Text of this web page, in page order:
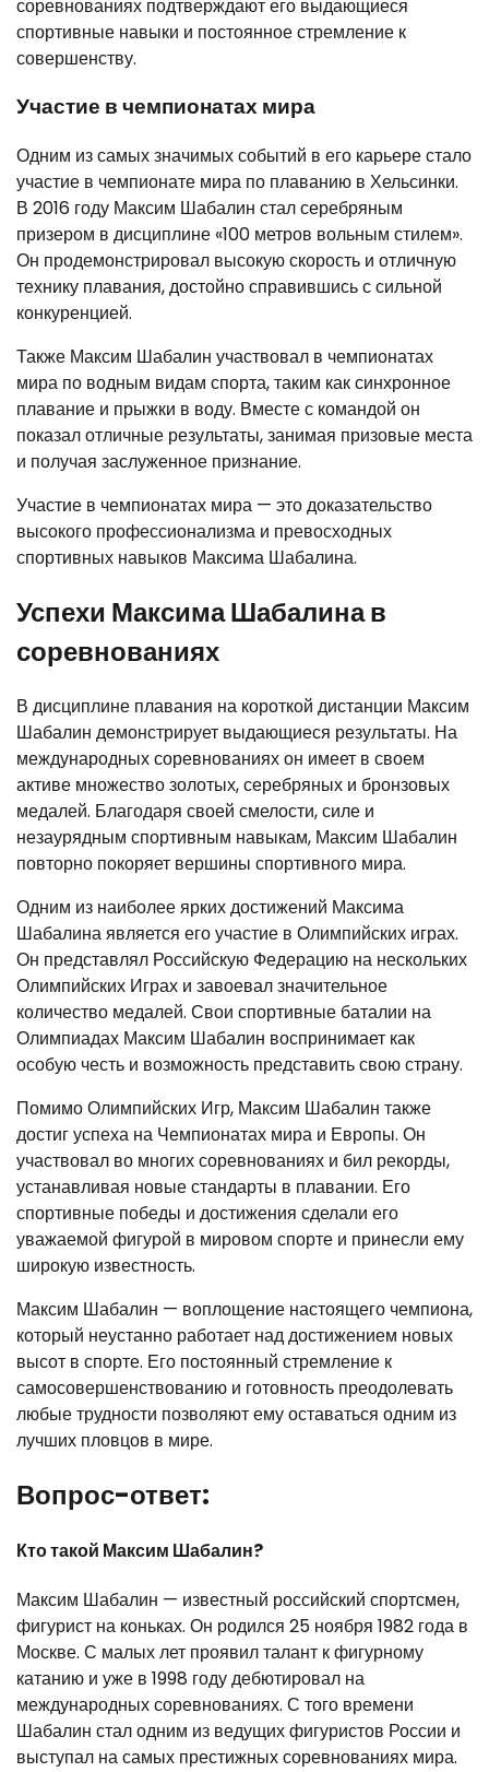
соревнованиях подтверждают его выдающиеся
спортивные навыки и постоянное стремление к
совершенству.
Участие в чемпионатах мира
Одним из самых значимых событий в его карьере стало
участие в чемпионате мира по плаванию в Хельсинки.
В 2016 году Максим Шабалин стал серебряным
призером в дисциплине «100 метров вольным стилем».
Он продемонстрировал высокую скорость и отличную
технику плавания, достойно справившись с сильной
конкуренцией.
Также Максим Шабалин участвовал в чемпионатах
мира по водным видам спорта, таким как синхронное
плавание и прыжки в воду. Вместе с командой он
показал отличные результаты, занимая призовые места
и получая заслуженное признание.
Участие в чемпионатах мира — это доказательство
высокого профессионализма и превосходных
спортивных навыков Максима Шабалина.
Успехи Максима Шабалина в
соревнованиях
В дисциплине плавания на короткой дистанции Максим
Шабалин демонстрирует выдающиеся результаты. На
международных соревнованиях он имеет в своем
активе множество золотых, серебряных и бронзовых
медалей. Благодаря своей смелости, силе и
незаурядным спортивным навыкам, Максим Шабалин
повторно покоряет вершины спортивного мира.
Одним из наиболее ярких достижений Максима
Шабалина является его участие в Олимпийских играх.
Он представлял Российскую Федерацию на нескольких
Олимпийских Играх и завоевал значительное
количество медалей. Свои спортивные баталии на
Олимпиадах Максим Шабалин воспринимает как
особую честь и возможность представить свою страну.
Помимо Олимпийских Игр, Максим Шабалин также
достиг успеха на Чемпионатах мира и Европы. Он
участвовал во многих соревнованиях и бил рекорды,
устанавливая новые стандарты в плавании. Его
спортивные победы и достижения сделали его
уважаемой фигурой в мировом спорте и принесли ему
широкую известность.
Максим Шабалин — воплощение настоящего чемпиона,
который неустанно работает над достижением новых
высот в спорте. Его постоянный стремление к
самосовершенствованию и готовность преодолевать
любые трудности позволяют ему оставаться одним из
лучших пловцов в мире.
Вопрос-ответ:
Кто такой Максим Шабалин?
Максим Шабалин — известный российский спортсмен,
фигурист на коньках. Он родился 25 ноября 1982 года в
Москве. С малых лет проявил талант к фигурному
катанию и уже в 1998 году дебютировал на
международных соревнованиях. С того времени
Шабалин стал одним из ведущих фигуристов России и
выступал на самых престижных соревнованиях мира.